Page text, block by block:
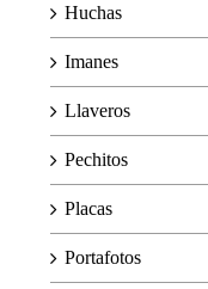
Huchas
Imanes
Llaveros
Pechitos
Placas
Portafotos